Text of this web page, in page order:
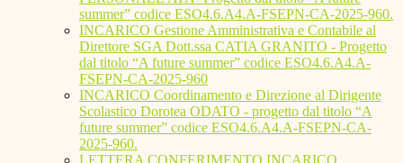
summer” codice ESO4.6.A4.A-FSEPN-CA-2025-960.
INCARICO Gestione Amministrativa e Contabile al
Direttore SGA Dott.ssa CATIA GRANITO - Progetto
dal titolo “A future summer” codice ESO4.6.A4.A-
FSEPN-CA-2025-960
INCARICO Coordinamento e Direzione al Dirigente
Scolastico Dorotea ODATO - progetto dal titolo “A
future summer” codice ESO4.6.A4.A-FSEPN-CA-
2025-960.